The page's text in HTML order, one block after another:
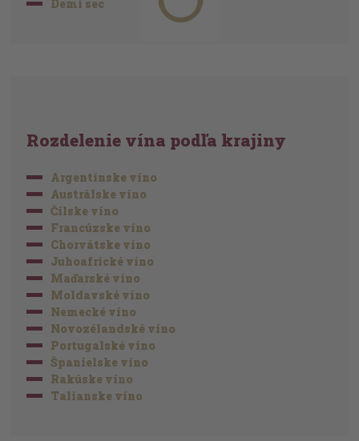
Demi sec
Rozdelenie vína podľa krajiny
Argentínske víno
Austrálske víno
Čílske víno
Francúzske víno
Chorvátske víno
Juhoafrické víno
Maďarské víno
Moldavské víno
Nemecké víno
Novozélandské víno
Portugalské víno
Španielske víno
Rakúske víno
Talianske víno